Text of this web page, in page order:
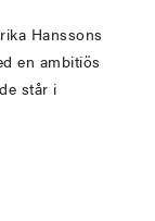
Hanssons
en ambitiös
står i